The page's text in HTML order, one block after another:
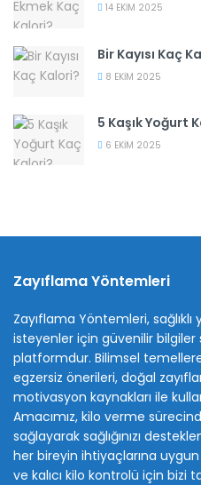
14 EKIM 2025
Bir Kayısı Kaç
8 EKIM 2025
5 Kaşık Yoğurt
6 EKIM 2025
Zayıflama Yöntemleri
Zayıflama Yöntemleri,
isteyenler için güvenilir
platformdur. Bilimsel
egzersiz önerileri, doğal
motivasyon kaynakları ile
Amacımız, kilo verme
sağlayarak sağlığınızı
her bireyin ihtiyaçlarına uygun
ve kalıcı kilo kontrolü için bizi